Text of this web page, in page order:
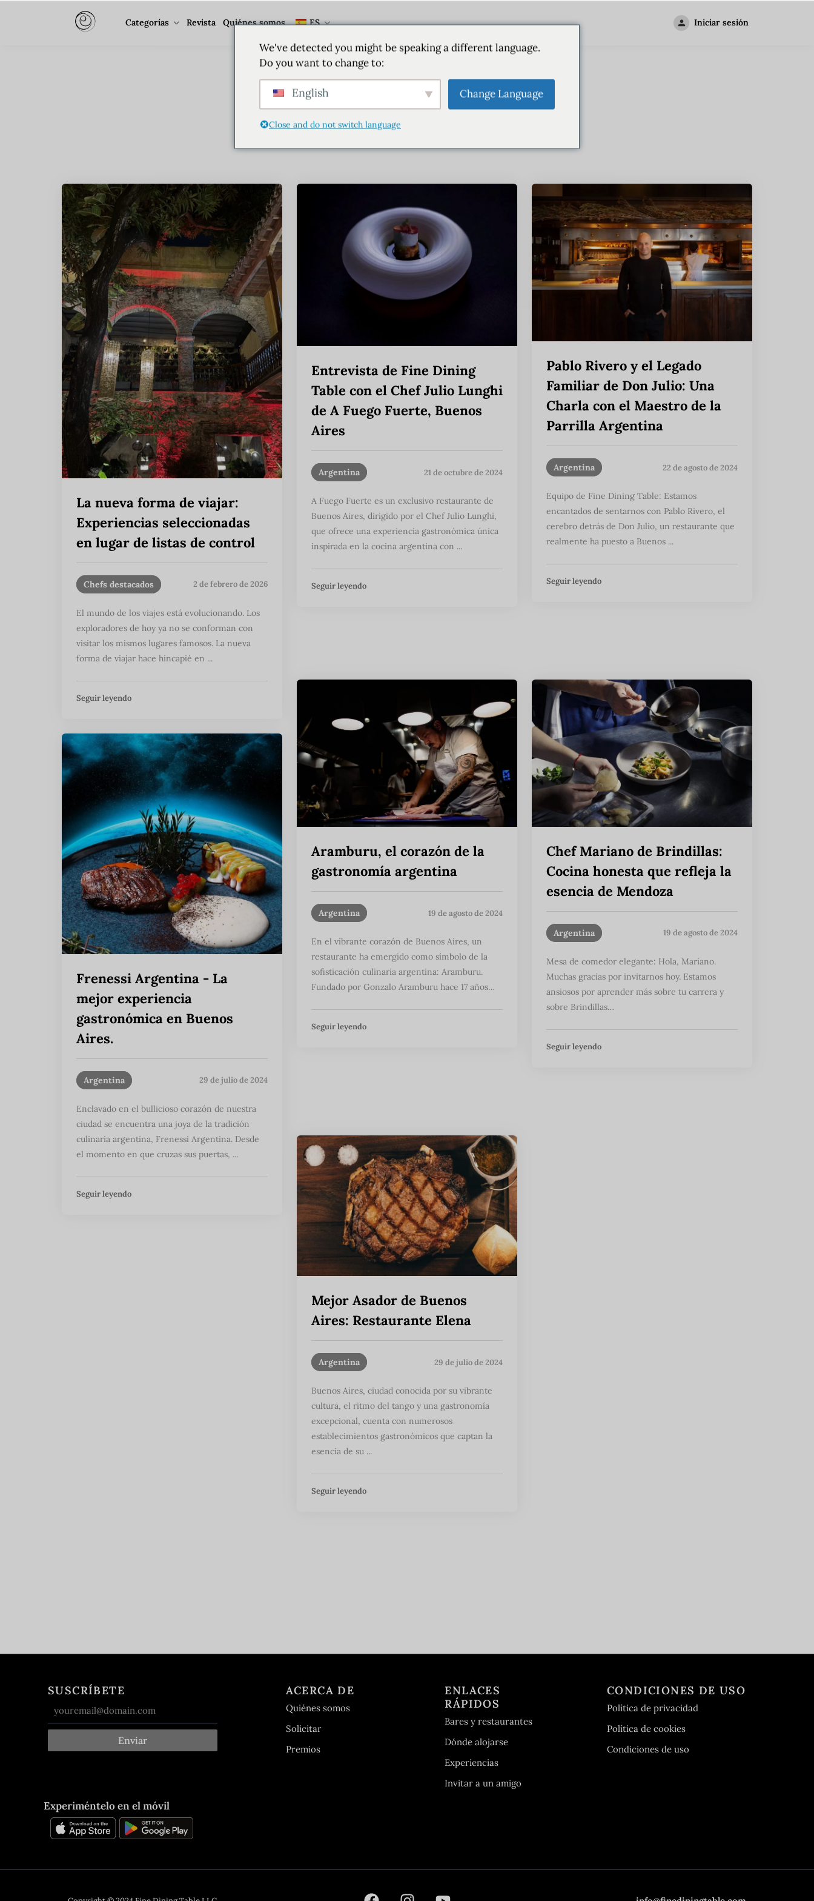
Categorías Revista Quiénes somos ES Iniciar sesión
Etiqueta:Argentina
Inicio Etiqueta Argentina
La nueva forma de viajar:
Experiencias seleccionadas
en lugar de listas de control
Chefs destacados 2 de febrero de 2026
El mundo de los viajes está evolucionando. Los
exploradores de hoy ya no se conforman con
visitar los mismos lugares famosos. La nueva
forma de viajar hace hincapié en ...
Seguir leyendo
Entrevista de Fine Dining
Table con el Chef Julio Lunghi
de A Fuego Fuerte, Buenos
Aires
Argentina 21 de octubre de 2024
A Fuego Fuerte es un exclusivo restaurante de
Buenos Aires, dirigido por el Chef Julio Lunghi,
que ofrece una experiencia gastronómica única
inspirada en la cocina argentina con ...
Seguir leyendo
Pablo Rivero y el Legado
Familiar de Don Julio: Una
Charla con el Maestro de la
Parrilla Argentina
Argentina 22 de agosto de 2024
Equipo de Fine Dining Table: Estamos
encantados de sentarnos con Pablo Rivero, el
cerebro detrás de Don Julio, un restaurante que
realmente ha puesto a Buenos ...
Seguir leyendo
Aramburu, el corazón de la
gastronomía argentina
Argentina 19 de agosto de 2024
En el vibrante corazón de Buenos Aires, un
restaurante ha emergido como símbolo de la
sofisticación culinaria argentina: Aramburu.
Fundado por Gonzalo Aramburu hace 17 años…
Seguir leyendo
Chef Mariano de Brindillas:
Cocina honesta que refleja la
esencia de Mendoza
Argentina 19 de agosto de 2024
Mesa de comedor elegante: Hola, Mariano.
Muchas gracias por invitarnos hoy. Estamos
ansiosos por aprender más sobre tu carrera y
sobre Brindillas…
Seguir leyendo
Frenessi Argentina - La
mejor experiencia
gastronómica en Buenos
Aires.
Argentina 29 de julio de 2024
Enclavado en el bullicioso corazón de nuestra
ciudad se encuentra una joya de la tradición
culinaria argentina, Frenessi Argentina. Desde
el momento en que cruzas sus puertas, ...
Seguir leyendo
Mejor Asador de Buenos
Aires: Restaurante Elena
Argentina 29 de julio de 2024
Buenos Aires, ciudad conocida por su vibrante
cultura, el ritmo del tango y una gastronomía
excepcional, cuenta con numerosos
establecimientos gastronómicos que captan la
esencia de su ...
Seguir leyendo
SUSCRÍBETE
Enviar
ACERCA DE
Quiénes somos
Solicitar
Premios
ENLACES
RÁPIDOS
Bares y restaurantes
Dónde alojarse
Experiencias
Invitar a un amigo
CONDICIONES DE USO
Política de privacidad
Política de cookies
Condiciones de uso
Experiméntelo en el móvil
We've detected you might be speaking a different language.
Do you want to change to:
English Change Language
Close and do not switch language